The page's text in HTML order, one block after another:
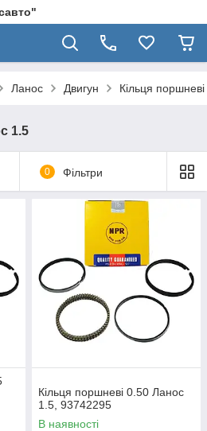
Ланос Двигун Кільця
1.5
0 Фільтри
Кільця поршневі 0.50 Ланос
1.5, 93742295
В наявності